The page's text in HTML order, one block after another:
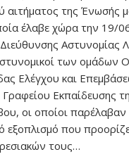
αιτήματος της Ένωσής
έλαβε χώρα την 19/
Αστυνομίας
των ομάδων
Ελέγχου και
Εκπαίδευσης
οι οποίοι παρέλαβαν
εξοπλισμό που
τους…